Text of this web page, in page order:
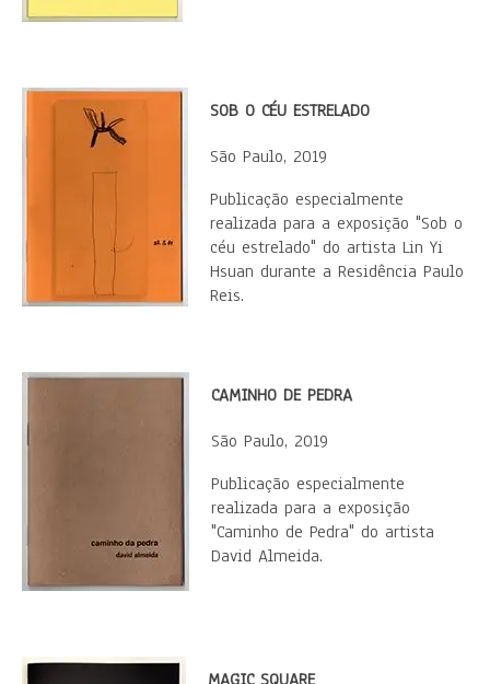
SOB O CÉU ESTRELADO
São Paulo, 2019
Publicação especialmente
realizada para a exposição "Sob o
céu estrelado" do artista Lin Yi
Hsuan durante a Residência Paulo
Reis.
CAMINHO DE PEDRA
São Paulo, 2019
Publicação especialmente
realizada para a exposição
"Caminho de Pedra" do artista
David Almeida.